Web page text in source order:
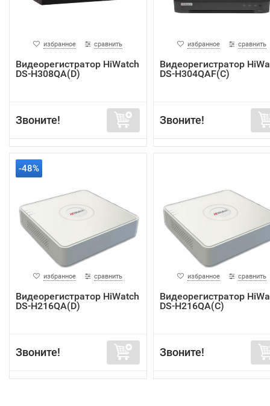
избранное сравнить
Видеорегистратор HiWatch
DS-H308QA(D)
Звоните!
избранное сравнить
Видеорегистратор
DS-H304QAF(C)
Звоните!
-48%
избранное сравнить
Видеорегистратор HiWatch
DS-H216QA(D)
Звоните!
избранное сравнить
Видеорегистратор
DS-H216QA(C)
Звоните!